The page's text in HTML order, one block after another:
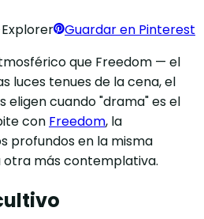
Explorer
Guardar en Pinterest
que Freedom — el
luces tenues de la cena, el
eligen cuando "drama" es el
con Freedom, la
profundos en la misma
otra más contemplativa.